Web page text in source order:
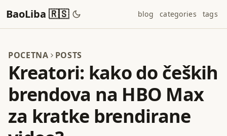
BaoLiba 🇷🇸 blog categories tags
POCETNA POSTS
Kreatori: kako do čeških
brendova na HBO Max
za kratke brendirane